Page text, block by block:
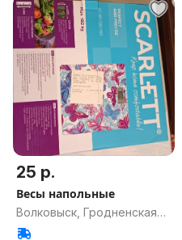
25 р.
Весы напольные
Волковыск, Гродненская
обл.